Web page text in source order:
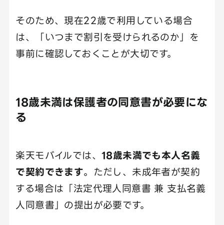
そのため、現在22歳で利用している場合
は、「いつまで割引を受けられるのか」を
事前に確認しておくことが大切です。
18歳未満は保護者の同意書が必要にな
る
楽天モバイルでは、 18歳未満でも本人名義
で契約できます。ただし、未成年者が契約
する場合は「法定代理人同意書 兼 支払名義
人同意書」の提出が必要です。